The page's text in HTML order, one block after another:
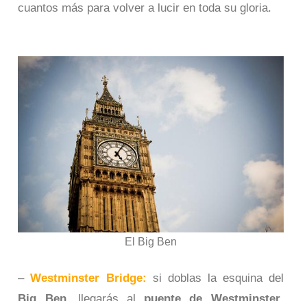
cuantos más para volver a lucir en toda su gloria.
El Big Ben
–Westminster Bridge: si doblas la esquina del